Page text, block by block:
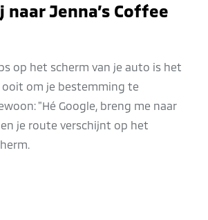
naar Jenna’s Coffee
op het scherm van je auto is het
ooit om je bestemming te
"Hé Google, breng me naar
je route verschijnt op het